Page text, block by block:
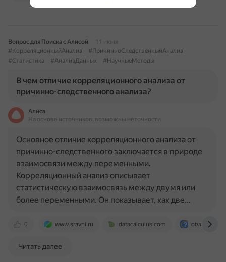
Вопрос для Поиска с Алисой
11 июня
#КорреляционныйАнализ
#ПричинноСледственныйАнализ
#Статистика
#АнализДанных #НаучныеМетоды
В чем отличие корреляционного анализа от
причинно-следственного анализа?
Алиса
На основе источников, возможны неточности
0 www.sravni.ru datacalculus.com otvet.mail.ru
Основное отличие корреляционного анализа от
причинно-следственного заключается в природе
взаимосвязи между переменными.
Корреляционный анализ описывает
статистическую взаимосвязь между двумя или
более переменными. Он показывает, как две…
Читать далее